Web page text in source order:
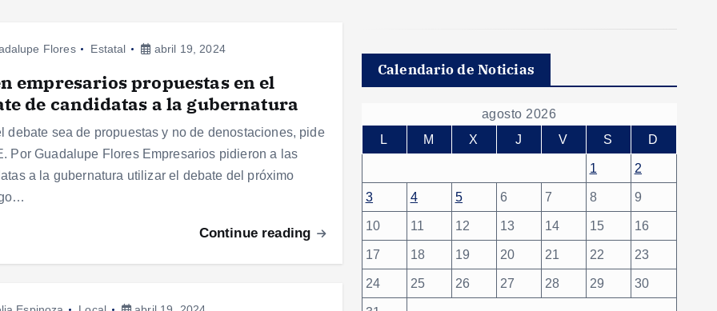
Flores Estatal abril 19, 2024
empresarios propuestas en el
de candidatas a la gubernatura
debate sea de propuestas y no de denostaciones, pide
Por Guadalupe Flores Empresarios pidieron a las
a la gubernatura utilizar el debate del próximo
Continue reading
Calendario de Noticias
agosto 2026
L
M X J V S D
1 2
3 4 5 6 7 8 9
10 11 12 13 14 15 16
17 18 19 20 21 22 23
24 25 26 27 28 29 30